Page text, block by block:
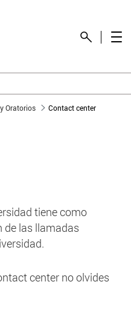
Oratorios Contact center
tiene como
de las llamadas
center no olvides